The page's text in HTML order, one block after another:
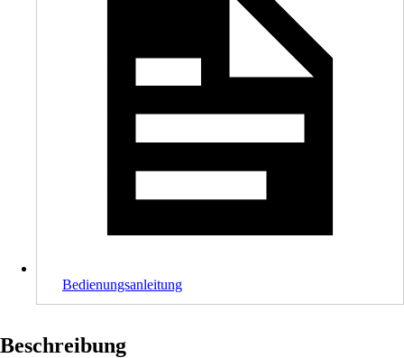
Bedienungsanleitung
Beschreibung